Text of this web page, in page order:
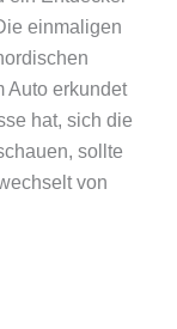
einmaligen
Auto erkundet
hat, sich die
sollte
von